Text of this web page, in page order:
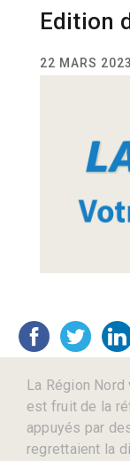
Edition
22 MARS 2023
La Région
est fruit de la
appuyés par
regrettaient la